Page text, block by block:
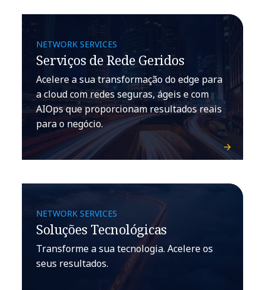
NETWORK SERVICES
Serviços de Rede Geridos
Acelere a sua transformação do edge para
a cloud com redes seguras, ágeis e com
AIOps que proporcionam resultados reais
para o negócio.
NETWORK SERVICES
Soluções Tecnológicas
Transforme a sua tecnologia. Acelere os
seus resultados.